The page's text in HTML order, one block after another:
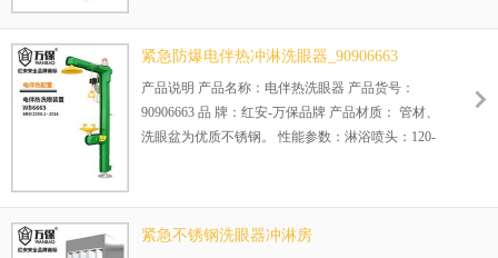
部、脖子或者手臂等部位时，可以使用应急排空防
冻大踏板冲淋洗眼器的洗眼系统进行冲洗。
这些客户正在用这款产品：云天化集团，宏达股份
山西阳煤丰喜肥业 宝丰能源 烟台万华聚氨酯 恒源
石油化工等。
紧急防爆电伴热冲淋洗眼器_90906663
产品说明 产品名称：电伴热洗眼器 产品货号：
90906663 品 牌：红安-万保品牌 产品材质： 管材、
洗眼盆为优质不锈钢。 性能参数：淋浴喷头：120-
紧急不锈钢洗眼器冲淋房